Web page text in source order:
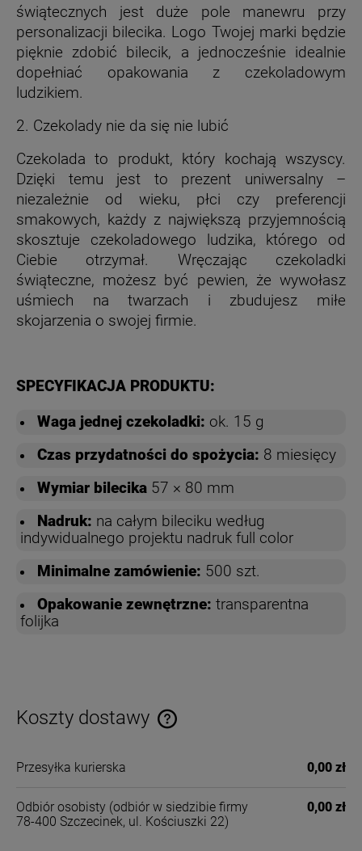
świątecznych jest duże pole manewru przy
personalizacji bilecika. Logo Twojej marki będzie
pięknie zdobić bilecik, a jednocześnie idealnie
dopełniać opakowania z czekoladowym
ludzikiem.
2. Czekolady nie da się nie lubić
Czekolada to produkt, który kochają wszyscy.
Dzięki temu jest to prezent uniwersalny –
niezależnie od wieku, płci czy preferencji
smakowych, każdy z największą przyjemnością
skosztuje czekoladowego ludzika, którego od
Ciebie otrzymał. Wręczając czekoladki
świąteczne, możesz być pewien, że wywołasz
uśmiech na twarzach i zbudujesz miłe
skojarzenia o swojej firmie.
SPECYFIKACJA PRODUKTU:
Waga jednej czekoladki: ok. 15 g
Czas przydatności do spożycia: 8 miesięcy
Wymiar bilecika 57 × 80 mm
Nadruk: na całym bileciku według
indywidualnego projektu nadruk full color
Minimalne zamówienie: 500 szt.
Opakowanie zewnętrzne: transparentna
folijka
Koszty dostawy
Cena nie zawiera ewentualnych kosztów płatności
Przesyłka kurierska 0,00 zł
Odbiór osobisty (odbiór w siedzibie firmy
78-400 Szczecinek, ul. Kościuszki 22)
0,00 zł